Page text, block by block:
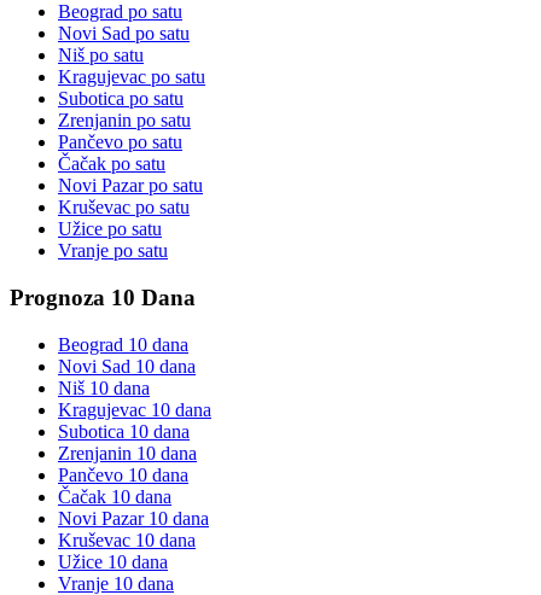
Beograd po satu
Novi Sad po satu
Niš po satu
Kragujevac po satu
Subotica po satu
Zrenjanin po satu
Pančevo po satu
Čačak po satu
Novi Pazarpo satu
Kruševac po satu
Užice po satu
Vranje po satu
Prognoza 10 Dana
Beograd 10 dana
Novi Sad 10 dana
Niš 10 dana
Kragujevac 10 dana
Subotica 10 dana
Zrenjanin 10 dana
Pančevo 10 dana
Čačak 10 dana
Novi Pazar10 dana
Kruševac 10 dana
Užice 10 dana
Vranje 10 dana